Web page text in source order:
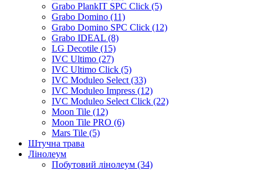
Grabo PlankIT SPC Click (5)
Grabo Domino (11)
Grabo Domino SPC Click (12)
Grabo IDEAL (8)
LG Decotile (15)
IVC Ultimo (27)
IVC Ultimo Click (5)
IVC Moduleo Select (33)
IVC Moduleo Impress (12)
IVC Moduleo Select Click (22)
Moon Tile (12)
Moon Tile PRO (6)
Mars Tile (5)
Штучна трава
Лінолеум
Побутовий лінолеум (34)